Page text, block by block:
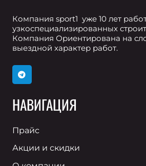
Компания sport1 уже 10 лет
узкоспециализированных
Компания Ориентирована на
выездной характер работ.
НАВИГАЦИЯ
Прайс
Акции и скидки